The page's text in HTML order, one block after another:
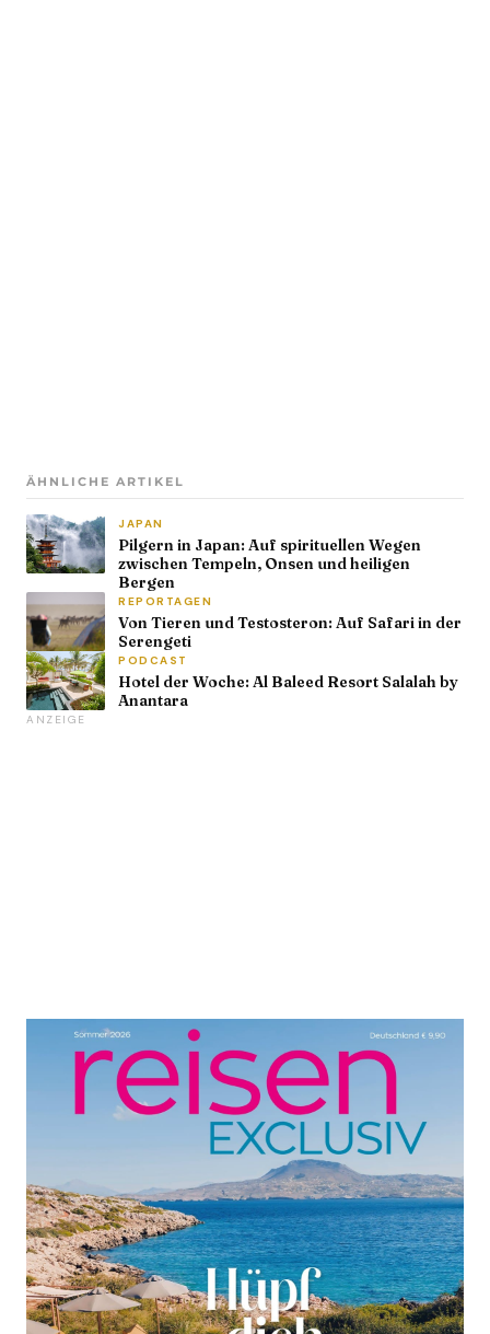
ÄHNLICHE ARTIKEL
JAPAN
Pilgern in Japan: Auf spirituellen Wegen
zwischen Tempeln, Onsen und heiligen
Bergen
REPORTAGEN
Von Tieren und Testosteron: Auf Safari in der
Serengeti
PODCAST
Hotel der Woche: Al Baleed Resort Salalah by
Anantara
ANZEIGE